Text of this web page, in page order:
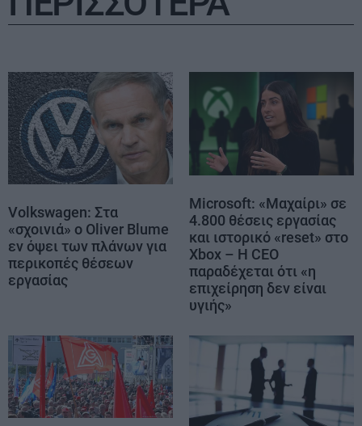
Volkswagen: Στα
«σχοινιά» ο Oliver Blume
εν όψει των πλάνων για
περικοπές θέσεων
εργασίας
Microsoft: «Μαχαίρι» σε
4.800 θέσεις εργασίας
και ιστορικό «reset» στο
Xbox – Η CEO
παραδέχεται ότι «η
επιχείρηση δεν είναι
υγιής»